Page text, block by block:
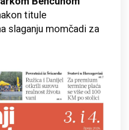
titule
slaganju momčadi za